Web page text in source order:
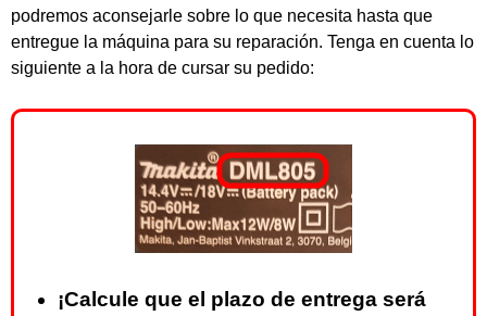
podremos aconsejarle sobre lo que necesita hasta que
entregue la máquina para su reparación. Tenga en cuenta lo
siguiente a la hora de cursar su pedido:
¡Calcule que el plazo de entrega será